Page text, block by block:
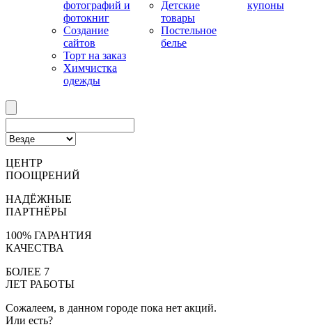
фотографий и
фотокниг
Создание
сайтов
Торт на заказ
Химчистка
одежды
Детские
товары
Постельное
белье
купоны
ЦЕНТР
ПООЩРЕНИЙ
НАДЁЖНЫЕ
ПАРТНЁРЫ
100% ГАРАНТИЯ
КАЧЕСТВА
БОЛЕЕ 7
ЛЕТ РАБОТЫ
Сожалеем, в данном городе пока нет акций.
Или есть?